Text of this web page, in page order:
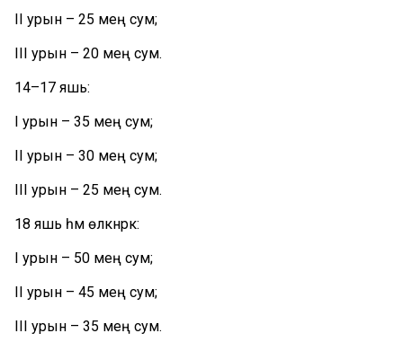
II урын – 25 мең сум;
III урын – 20 мең сум.
14–17 яшь:
I урын – 35 мең сум;
II урын – 30 мең сум;
III урын – 25 мең сум.
18 яшь һәм өлкәнрәк:
I урын – 50 мең сум;
II урын – 45 мең сум;
III урын – 35 мең сум.